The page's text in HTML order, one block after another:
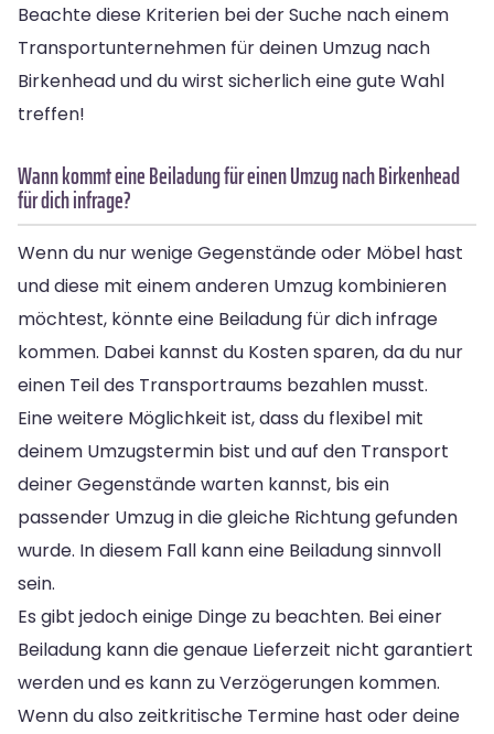
Beachte diese Kriterien bei der Suche nach einem
Transportunternehmen für deinen Umzug nach
Birkenhead und du wirst sicherlich eine gute Wahl
treffen!
Wann kommt eine Beiladung für einen Umzug nach Birkenhead
für dich infrage?
Wenn du nur wenige Gegenstände oder Möbel hast
und diese mit einem anderen Umzug kombinieren
möchtest, könnte eine Beiladung für dich infrage
kommen. Dabei kannst du Kosten sparen, da du nur
einen Teil des Transportraums bezahlen musst.
Eine weitere Möglichkeit ist, dass du flexibel mit
deinem Umzugstermin bist und auf den Transport
deiner Gegenstände warten kannst, bis ein
passender Umzug in die gleiche Richtung gefunden
wurde. In diesem Fall kann eine Beiladung sinnvoll
sein.
Es gibt jedoch einige Dinge zu beachten. Bei einer
Beiladung kann die genaue Lieferzeit nicht garantiert
werden und es kann zu Verzögerungen kommen.
Wenn du also zeitkritische Termine hast oder deine